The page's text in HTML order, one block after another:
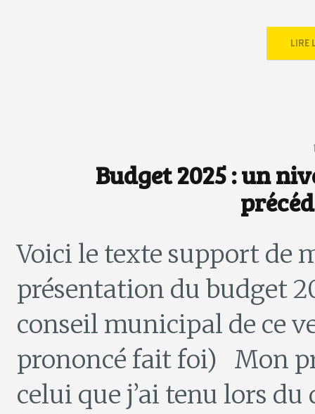
LIRE
Budget 2025 : un
Voici le texte support de
présentation du budget
conseil municipal de ce
prononcé fait foi) Mon
celui que j’ai tenu lors